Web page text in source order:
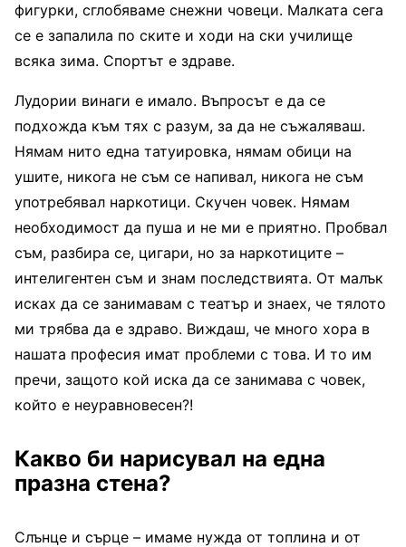
фигурки, сглобяваме снежни човеци. Малката сега
се е запалила по ските и ходи на ски училище
всяка зима. Спортът е здраве.
Лудории винаги е имало. Въпросът е да се
подхожда към тях с разум, за да не съжаляваш.
Нямам нито една татуировка, нямам обици на
ушите, никога не съм се напивал, никога не съм
употребявал наркотици. Скучен човек. Нямам
необходимост да пуша и не ми е приятно. Пробвал
съм, разбира се, цигари, но за наркотиците –
интелигентен съм и знам последствията. От малък
исках да се занимавам с театър и знаех, че тялото
ми трябва да е здраво. Виждаш, че много хора в
нашата професия имат проблеми с това. И то им
пречи, защото кой иска да се занимава с човек,
който е неуравновесен?!
Какво би нарисувал на една
празна стена?
Слънце и сърце – имаме нужда от топлина и от